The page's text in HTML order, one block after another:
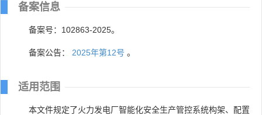
备案信息
备案号：102863-2025。
备案公告： 2025年第12号 。
适用范围
本文件规定了火力发电厂智能化安全生产管控系统构架、配置